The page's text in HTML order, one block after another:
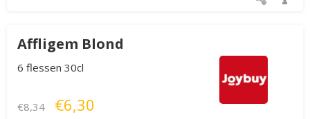
Affligem Blond
6 flessen 30cl
€8,34 €6,30